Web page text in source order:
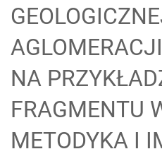
NA
FRAGMENTU
METODYKA I